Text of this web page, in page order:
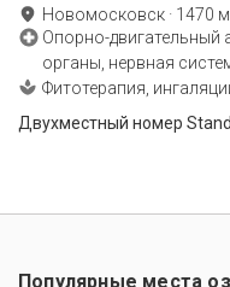
Новомосковск · 1470
Опорно-двигательный
органы, нервная
Фитотерапия,
Двухместный номер
Популярные места